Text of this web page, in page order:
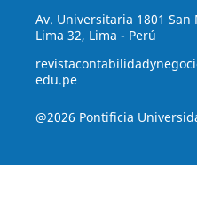
Av. Universitaria 1801 San
Lima 32, Lima - Perú
edu.pe
@2026 Pontificia